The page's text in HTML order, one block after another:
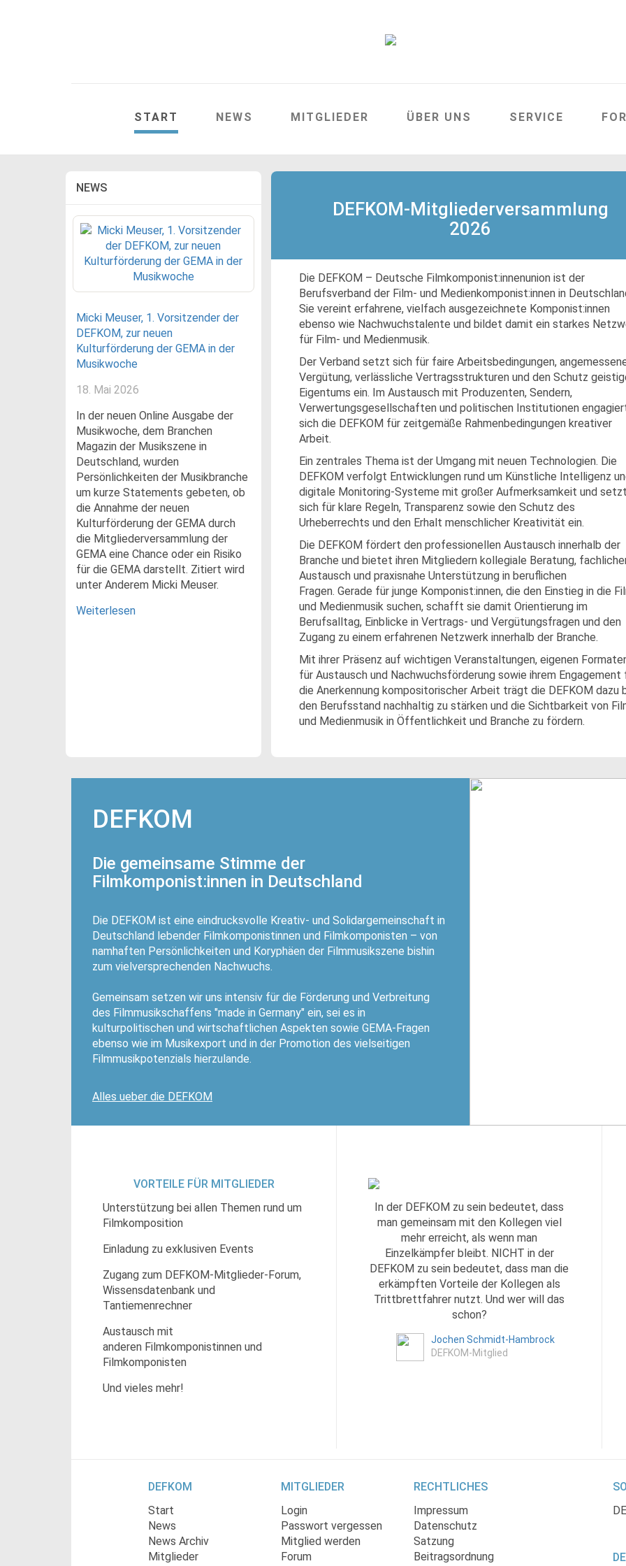
START NEWS MITGLIEDER ÜBER UNS SERVICE
DEFKOM-Mitgliederversammlung
2026
Die DEFKOM – Deutsche Filmkomponist:innenunion ist der
Berufsverband der Film- und Medienkomponist:innen in
Sie vereint erfahrene, vielfach ausgezeichnete Komponist:innen
ebenso wie Nachwuchstalente und bildet damit ein starkes
für Film- und Medienmusik.
Der Verband setzt sich für faire Arbeitsbedingungen,
Vergütung, verlässliche Vertragsstrukturen und den Schutz
Eigentums ein. Im Austausch mit Produzenten, Sendern,
Verwertungsgesellschaften und politischen Institutionen
sich die DEFKOM für zeitgemäße Rahmenbedingungen kreativer
Arbeit.
Ein zentrales Thema ist der Umgang mit neuen Technologien. Die
DEFKOM verfolgt Entwicklungen rund um Künstliche Intelligenz
digitale Monitoring-Systeme mit großer Aufmerksamkeit und setzt
sich für klare Regeln, Transparenz sowie den Schutz des
Urheberrechts und den Erhalt menschlicher Kreativität ein.
Die DEFKOM fördert den professionellen Austausch innerhalb der
Branche und bietet ihren Mitgliedern kollegiale Beratung,
Austausch und praxisnahe Unterstützung in beruflichen
Fragen. Gerade für junge Komponist:innen, die den Einstieg in die
und Medienmusik suchen, schafft sie damit Orientierung im
Berufsalltag, Einblicke in Vertrags- und Vergütungsfragen und den
Zugang zu einem erfahrenen Netzwerk innerhalb der Branche.
Mit ihrer Präsenz auf wichtigen Veranstaltungen, eigenen
für Austausch und Nachwuchsförderung sowie ihrem Engagement
die Anerkennung kompositorischer Arbeit trägt die DEFKOM dazu
den Berufsstand nachhaltig zu stärken und die Sichtbarkeit von
und Medienmusik in Öffentlichkeit und Branche zu fördern.
NEWS
Micki Meuser, 1. Vorsitzender der
DEFKOM, zur neuen
Kulturförderung der GEMA in der
Musikwoche
18. Mai 2026
In der neuen Online Ausgabe der
Musikwoche, dem Branchen
Magazin der Musikszene in
Deutschland, wurden
Persönlichkeiten der Musikbranche
um kurze Statements gebeten, ob
die Annahme der neuen
Kulturförderung der GEMA durch
die Mitgliederversammlung der
GEMA eine Chance oder ein Risiko
für die GEMA darstellt. Zitiert wird
unter Anderem Micki Meuser.
Weiterlesen
DEFKOM
Die gemeinsame Stimme der
Filmkomponist:innen in Deutschland
Die DEFKOM ist eine eindrucksvolle Kreativ- und Solidargemeinschaft in
Deutschland lebender Filmkomponistinnen und Filmkomponisten – von
namhaften Persönlichkeiten und Koryphäen der Filmmusikszene bishin
zum vielversprechenden Nachwuchs.
Gemeinsam setzen wir uns intensiv für die Förderung und Verbreitung
des Filmmusikschaffens "made in Germany" ein, sei es in
kulturpolitischen und wirtschaftlichen Aspekten sowie GEMA-Fragen
ebenso wie im Musikexport und in der Promotion des vielseitigen
Filmmusikpotenzials hierzulande.
Alles ueber die DEFKOM
VORTEILE FÜR MITGLIEDER
Unterstützung bei allen Themen rund um
Filmkomposition
Einladung zu exklusiven Events
Zugang zum DEFKOM-Mitglieder-Forum,
Wissensdatenbank und
Tantiemenrechner
Austausch mit
anderen Filmkomponistinnen und
Filmkomponisten
Und vieles mehr!
In der DEFKOM zu sein bedeutet, dass
man gemeinsam mit den Kollegen viel
mehr erreicht, als wenn man
Einzelkämpfer bleibt. NICHT in der
DEFKOM zu sein bedeutet, dass man die
erkämpften Vorteile der Kollegen als
Trittbrettfahrer nutzt. Und wer will das
schon?
Jochen Schmidt-Hambrock
DEFKOM-Mitglied
DEFKOM
Start
News
News Archiv
Mitglieder
MITGLIEDER
Login
Passwort vergessen
Mitglied werden
Forum
RECHTLICHES
Impressum
Datenschutz
Satzung
Beitragsordnung